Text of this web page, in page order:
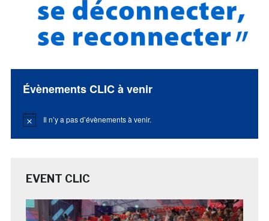
Évènements CLIC à venir
Notice Il n’y a pas d’évènements à venir.
EVENT CLIC